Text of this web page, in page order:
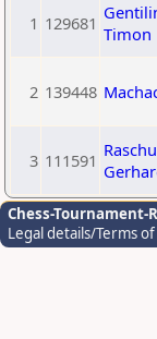
1 129681 Timon
2 139448
3 111591
Chess-Tournament-
Legal details/Terms of